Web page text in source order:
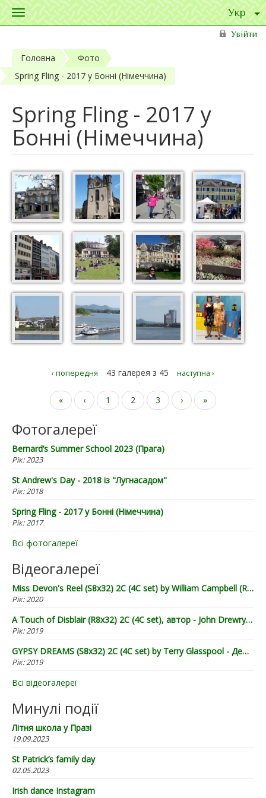
Toggle
Увійти
Головна
Фото
Spring Fling - 2017 у Бонні (Німеччина)
Spring Fling - 2017 у
Бонні (Німеччина)
‹ попередня 43 галерея з 45 наступна ›
Сторінки
« ‹ 1 2 3 › »
Фотогалереї
Bernard’s Summer School 2023 (Прага)
Рік:2023
St Andrew's Day - 2018 із "Лугнасадом"
Рік:2018
Spring Fling - 2017 у Бонні (Німеччина)
Рік:2017
Всі фотогалереї
Відеогалереї
Miss Devon's Reel (S8x32) 2C (4C set) by William Campbell (RSCDS Book 20) - Demo by Lugnasad
Рік:2020
A Touch of Disblair (R8x32) 2C (4C set), автор - John Drewry (2002), демонстрація від "Лугнасаду"
Рік:2019
GYPSY DREAMS (S8x32) 2C (4C set) by Terry Glasspool - Демонстрація від "Лугнасаду"
Рік:2019
Всі відеогалереї
Минулі події
Літня школа у Празі
19.09.2023
St Patrick’s family day
02.05.2023
Irish dance Instagram